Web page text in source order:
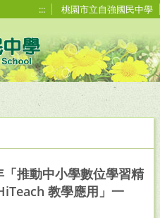
::: 桃園市立自強國民中學
推動中小學數位學習精
教學應用」一